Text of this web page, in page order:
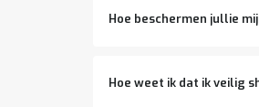
Hoe beschermen jullie
Hoe weet ik dat ik veilig